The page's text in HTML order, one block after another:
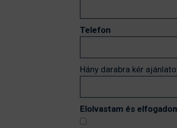
Telefon
Hány darabra kér
Elolvastam és